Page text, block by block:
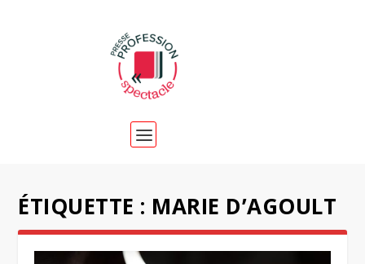
ÉTIQUETTE : MARIE D’AGOULT